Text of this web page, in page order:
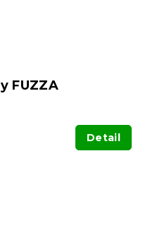
FUZZA
Detail